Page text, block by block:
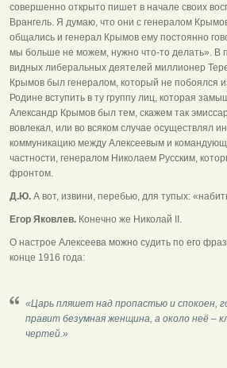
совершенно открыто пишет в начале своих
Врангель. Я думаю, что они с генералом
общались и генерал Крымов ему постоянно
мы больше не можем, нужно что-то делать». В
видных либеральных деятелей миллионер
Крымов был генералом, который не побоялся
Родине вступить в ту группу лиц, которая
Александр Крымов был тем, скажем так
вовлекал, или во всяком случае осуществлял
коммуникацию между Алексеевым и
частности, генералом Николаем Русским,
фронтом.
Д.Ю. А вот, извини, перебью, для тупых:
Егор Яковлев. Конечно же Николай II.
О настрое Алексеева можно судить по его
конце 1916 года:
«Царь пляшет над пропастью и спокоен,
правит безумная женщина, а около неё –
чертей.»